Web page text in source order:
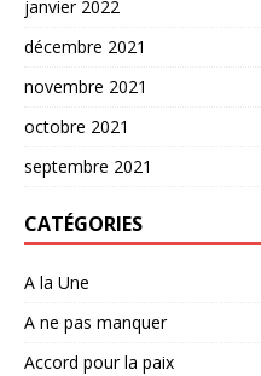
janvier 2022
décembre 2021
novembre 2021
octobre 2021
septembre 2021
CATÉGORIES
A la Une
A ne pas manquer
Accord pour la paix